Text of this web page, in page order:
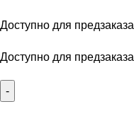
Доступно для предзаказа
Доступно для предзаказа